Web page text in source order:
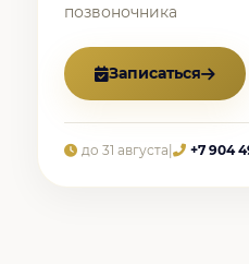
позвоночника
Записаться
до 31 августа +7 904